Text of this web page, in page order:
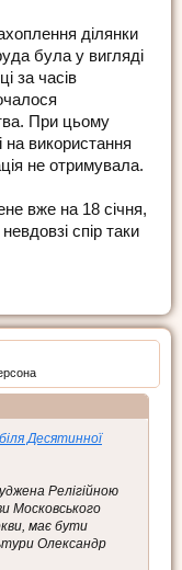
ділянки
була у вигляді
за часів
При цьому
на використання
не отримувала.
вже на 18 січня,
спір таки
Десятинної
Релігійною
Московського
має бути
Олександр